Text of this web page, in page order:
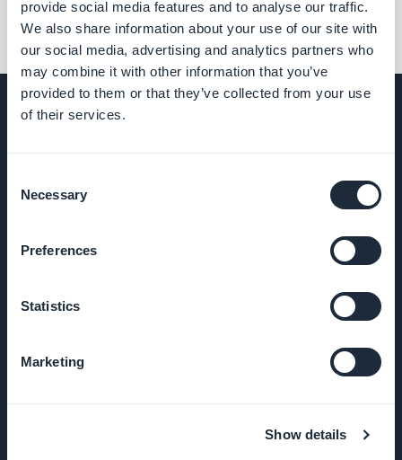
provide social media features and to analyse our traffic.
We also share information about your use of our site with
our social media, advertising and analytics partners who
may combine it with other information that you’ve
provided to them or that they’ve collected from your use
of their services.
Selection
Necessary
Preferences
Statistics
Marketing
Show details
Nosotros
impresionante
ADN de